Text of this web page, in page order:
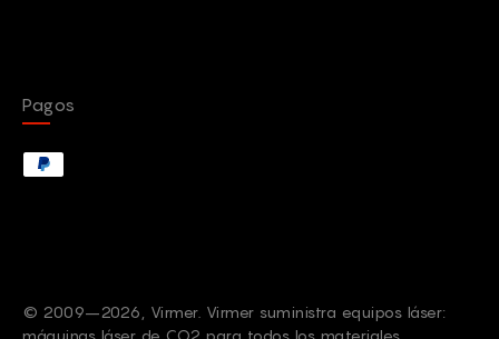
Pagos
© 2009–2026, Virmer. Virmer suministra equipos láser: